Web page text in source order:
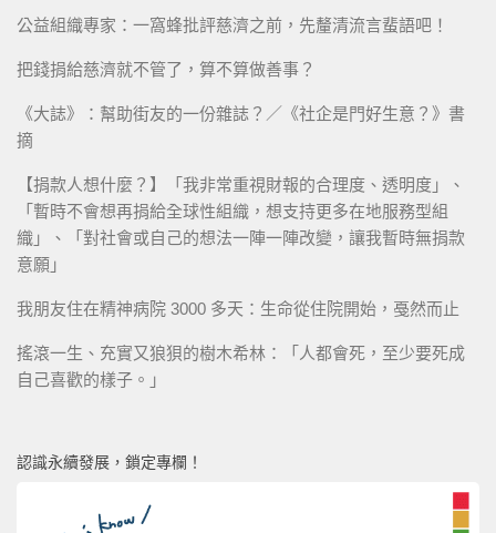
公益組織專家：一窩蜂批評慈濟之前，先釐清流言蜚語吧！
把錢捐給慈濟就不管了，算不算做善事？
《大誌》：幫助街友的一份雜誌？／《社企是門好生意？》書
摘
【捐款人想什麼？】「我非常重視財報的合理度、透明度」、
「暫時不會想再捐給全球性組織，想支持更多在地服務型組
織」、「對社會或自己的想法一陣一陣改變，讓我暫時無捐款
意願」
我朋友住在精神病院 3000 多天：生命從住院開始，戞然而止
搖滾一生、充實又狼狽的樹木希林：「人都會死，至少要死成
自己喜歡的樣子。」
認識永續發展，鎖定專欄！